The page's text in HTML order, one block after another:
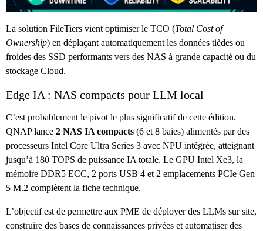
La solution FileTiers vient optimiser le TCO (Total Cost of
Ownership) en déplaçant automatiquement les données tièdes ou
froides des SSD performants vers des NAS à grande capacité ou du
stockage Cloud.
Edge IA : NAS compacts pour LLM local
C’est probablement le pivot le plus significatif de cette édition.
QNAP lance 2 NAS IA compacts (6 et 8 baies) alimentés par des
processeurs Intel Core Ultra Series 3 avec NPU intégrée, atteignant
jusqu’à 180 TOPS de puissance IA totale. Le GPU Intel Xe3, la
mémoire DDR5 ECC, 2 ports USB 4 et 2 emplacements PCIe Gen
5 M.2 complètent la fiche technique.
L’objectif est de permettre aux PME de déployer des LLMs sur site,
construire des bases de connaissances privées et automatiser des